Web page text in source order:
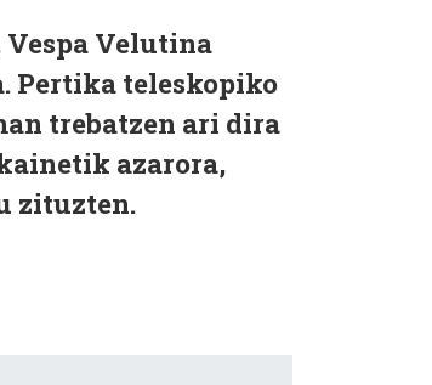
Velutina
Pertika teleskopiko
trebatzen ari dira
azarora,
zituzten.